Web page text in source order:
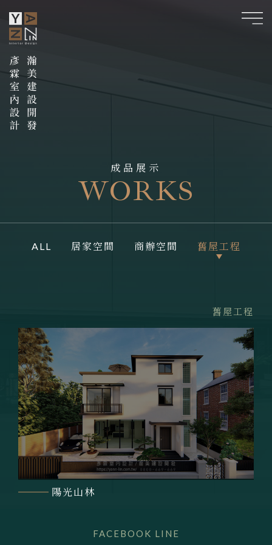
成品展示
WORKS
ALL 居家空間 商辦空間 舊屋工程
舊屋工程
陽光山林
FACEBOOK LINE